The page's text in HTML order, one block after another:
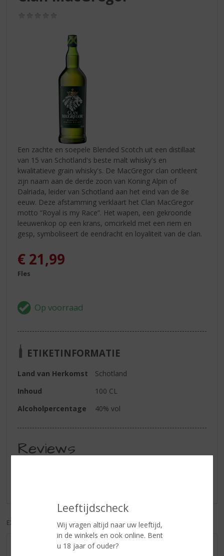
Leeftijdscheck
Wij vragen altijd naar uw leeftijd,
in de winkels en ook online. Bent
u 18 jaar of ouder?
Een zachte en soepele Blended Scotch uit een distillaat
van 15 van Schotland's beste malt whisky's en
kwalitatieve grain whisky's. De MacGregor clan ontleent
zijn naam aan de derde zoon van Koning Alpin of
Dalriada, leider van Schotland aan het eind van de 8e
eeuw. Deze afstamming verklaart het Clan MacGregor
motto “Royal is my Race”. Het wapen, een gekroonde
leeuwenkop op een krans, omcirkeld met een riem en
gesp, symboliseert de eendracht en loyaliteit van de clan.
€ 21,99
Fles
ETIKETINFORMATIE
Land van Herkomst
Schotland
Inhoud
100 CL
Alcoholpercentage
40% vol
Reviews
EXCL. BTW INCL. BTW
AANBIEDINGEN